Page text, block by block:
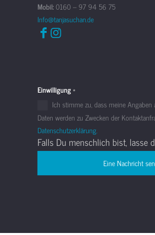
Mobil:0160 – 97 94 56 75
Info@tanjasuchan.de
Einwilligung*
Ich stimme zu, dass meine
Daten werden zu Zwecken der
Datenschutzerklärung.
Falls Du menschlich bist, lasse
Eine Nachricht